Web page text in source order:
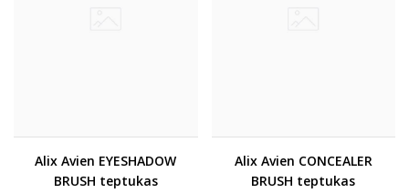
Alix Avien EYESHADOW
BRUSH teptukas
Alix Avien CONCEALER
BRUSH teptukas